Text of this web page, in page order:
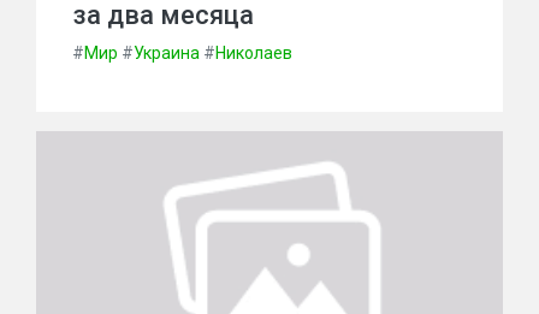
за два месяца
#Мир #Украина #Николаев